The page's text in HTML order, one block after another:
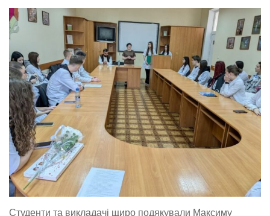
Студенти та викладачі щиро подякували Максиму